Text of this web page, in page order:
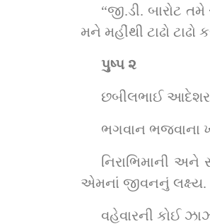
“જી.ડી. બારોટ
મને મહીંથી ટાઢો
પુષ્પ ૨
છબીલભાઈ
ભગવાન ભજવાના
નિરાભિમાની
એમનાં જીવનનું લક્ષ્ય.
વહેવારની કોઈ